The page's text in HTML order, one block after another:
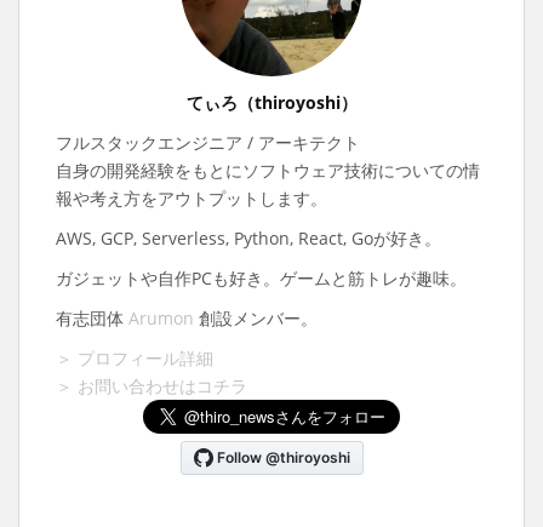
てぃろ（thiroyoshi）
フルスタックエンジニア / アーキテクト
自身の開発経験をもとにソフトウェア技術についての情
報や考え方をアウトプットします。
AWS, GCP, Serverless, Python, React, Goが好き。
ガジェットや自作PCも好き。ゲームと筋トレが趣味。
有志団体 Arumon 創設メンバー。
＞ プロフィール詳細
＞ お問い合わせはコチラ